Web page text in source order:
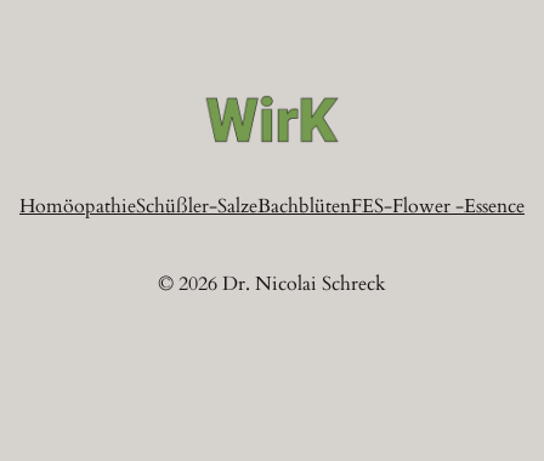
HomöopathieSchüßler-SalzeBachblütenFES-Flower -Essence
© 2026 Dr. Nicolai Schreck